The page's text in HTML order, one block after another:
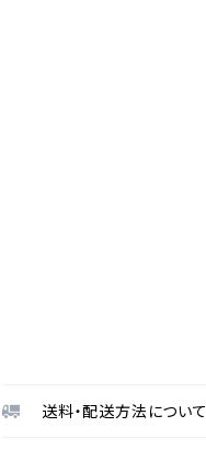
送料・配送方法について